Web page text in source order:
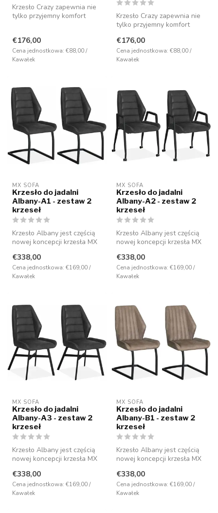
Krzesło Crazy zapewnia nie
tylko przyjemny komfort
€176,00
Cena jednostkowa: €88,00 /
Kawałek
Krzesło Crazy zapewnia nie
tylko przyjemny komfort
b...
€176,00
Cena jednostkowa: €88,00 /
Kawałek
MX SOFA
Krzesło do jadalni
Albany-A1 - zestaw 2
krzeseł
Krzesło Albany jest częścią
nowej koncepcji krzesła MX
€338,00
Cena jednostkowa: €169,00 /
Kawałek
MX SOFA
Krzesło do jadalni
Albany-A2 - zestaw 2
krzeseł
Krzesło Albany jest częścią
nowej koncepcji krzesła MX
€338,00
Cena jednostkowa: €169,00 /
Kawałek
MX SOFA
Krzesło do jadalni
Albany-A3 - zestaw 2
krzeseł
Krzesło Albany jest częścią
nowej koncepcji krzesła MX
€338,00
Cena jednostkowa: €169,00 /
Kawałek
MX SOFA
Krzesło do jadalni
Albany-B1 - zestaw 2
krzeseł
Krzesło Albany jest częścią
nowej koncepcji krzesła MX
€338,00
Cena jednostkowa: €169,00 /
Kawałek